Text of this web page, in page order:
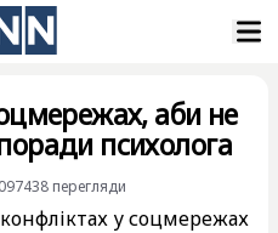
аби не
психолога
перегляди
у соцмережах